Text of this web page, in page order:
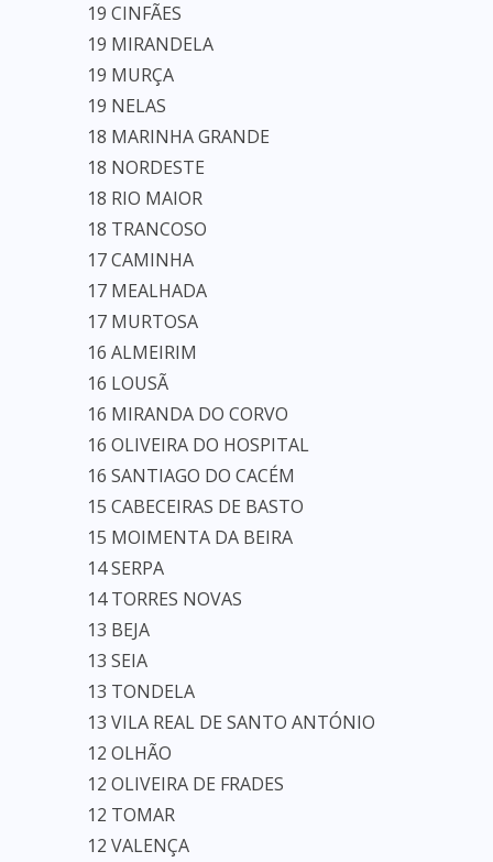
19 CINFÃES
19 MIRANDELA
19 MURÇA
19 NELAS
18 MARINHA GRANDE
18 NORDESTE
18 RIO MAIOR
18 TRANCOSO
17 CAMINHA
17 MEALHADA
17 MURTOSA
16 ALMEIRIM
16 LOUSÃ
16 MIRANDA DO CORVO
16 OLIVEIRA DO HOSPITAL
16 SANTIAGO DO CACÉM
15 CABECEIRAS DE BASTO
15 MOIMENTA DA BEIRA
14 SERPA
14 TORRES NOVAS
13 BEJA
13 SEIA
13 TONDELA
13 VILA REAL DE SANTO ANTÓNIO
12 OLHÃO
12 OLIVEIRA DE FRADES
12 TOMAR
12 VALENÇA